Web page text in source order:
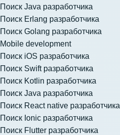
Поиск Java разработчика
Поиск Erlang разработчика
Поиск Golang разработчика
Mobile development
Поиск iOS разработчика
Поиск Swift разработчика
Поиск Kotlin разработчика
Поиск Java разработчика
Поиск React native разработчика
Поиск Ionic разработчика
Поиск Flutter разработчика